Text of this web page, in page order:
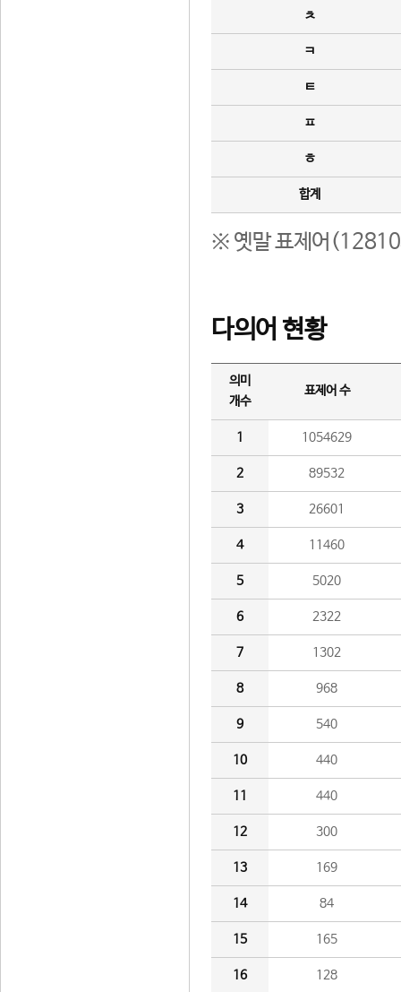
ㅊ
ㅋ
ㅌ
ㅍ
ㅎ
합계
※ 옛말 표제어(12810
다의어 현황
의미
개수
표제어 수
1 1054629
2 89532
3 26601
4 11460
5 5020
6 2322
7 1302
8 968
9 540
10 440
11 440
12 300
13 169
14 84
15 165
16 128